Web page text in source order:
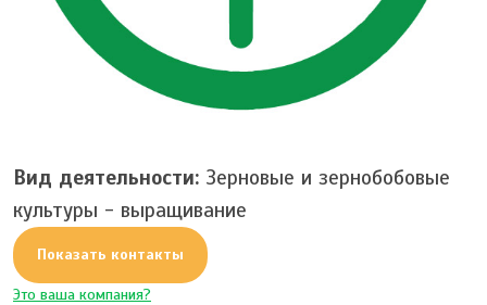
Вид деятельности: Зерновые и зернобобовые
культуры - выращивание
Показать контакты
Это ваша компания?